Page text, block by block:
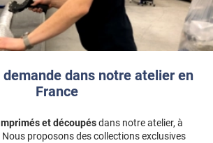
demande dans notre atelier en
France
et découpésdans notre atelier, à
proposons des collections exclusives